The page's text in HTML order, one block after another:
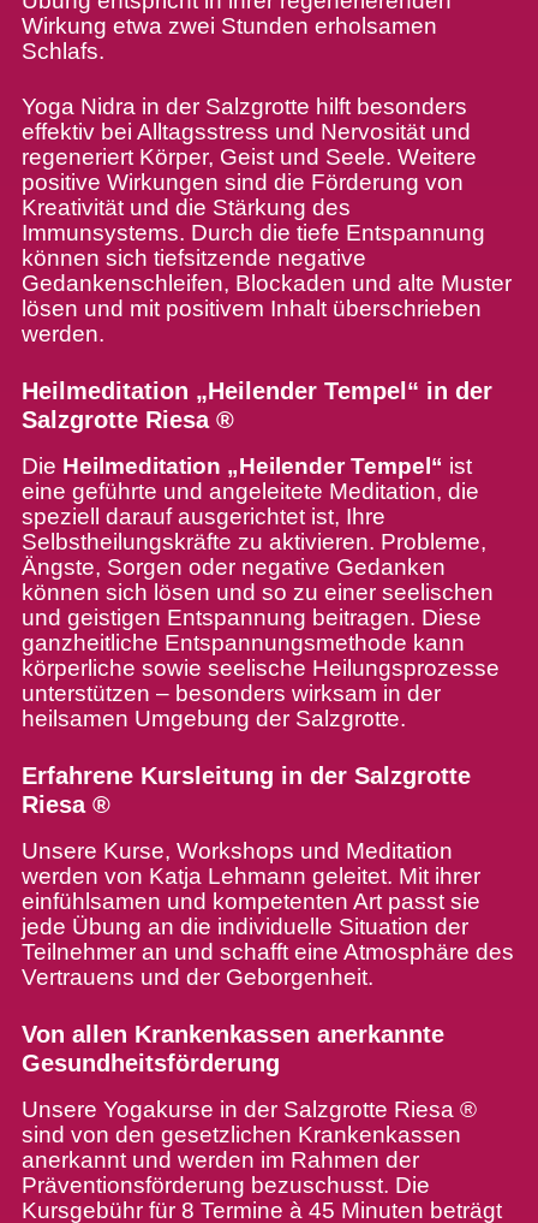
Wirkung etwa zwei Stunden erholsamen
Schlafs.
Yoga Nidra in der Salzgrotte hilft besonders
effektiv bei Alltagsstress und Nervosität und
regeneriert Körper, Geist und Seele. Weitere
positive Wirkungen sind die Förderung von
Kreativität und die Stärkung des
Immunsystems. Durch die tiefe Entspannung
können sich tiefsitzende negative
Gedankenschleifen, Blockaden und alte Muster
lösen und mit positivem Inhalt überschrieben
werden.
Heilmeditation „Heilender Tempel“ in der
Salzgrotte Riesa ®
Die Heilmeditation „Heilender Tempel“ ist
eine geführte und angeleitete Meditation, die
speziell darauf ausgerichtet ist, Ihre
Selbstheilungskräfte zu aktivieren. Probleme,
Ängste, Sorgen oder negative Gedanken
können sich lösen und so zu einer seelischen
und geistigen Entspannung beitragen. Diese
ganzheitliche Entspannungsmethode kann
körperliche sowie seelische Heilungsprozesse
unterstützen – besonders wirksam in der
heilsamen Umgebung der Salzgrotte.
Erfahrene Kursleitung in der Salzgrotte
Riesa ®
Unsere Kurse, Workshops und Meditation
werden von Katja Lehmann geleitet. Mit ihrer
einfühlsamen und kompetenten Art passt sie
jede Übung an die individuelle Situation der
Teilnehmer an und schafft eine Atmosphäre des
Vertrauens und der Geborgenheit.
Von allen Krankenkassen anerkannte
Gesundheitsförderung
Unsere Yogakurse in der Salzgrotte Riesa ®
sind von den gesetzlichen Krankenkassen
anerkannt und werden im Rahmen der
Präventionsförderung bezuschusst. Die
Kursgebühr für 8 Termine à 45 Minuten beträgt